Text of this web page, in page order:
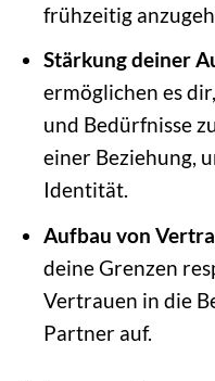
frühzeitig
Stärkung deiner
ermöglichen es
und Bedürfnisse
einer Beziehung,
Identität.
Aufbau von
deine Grenzen
Vertrauen in die
Partner auf.